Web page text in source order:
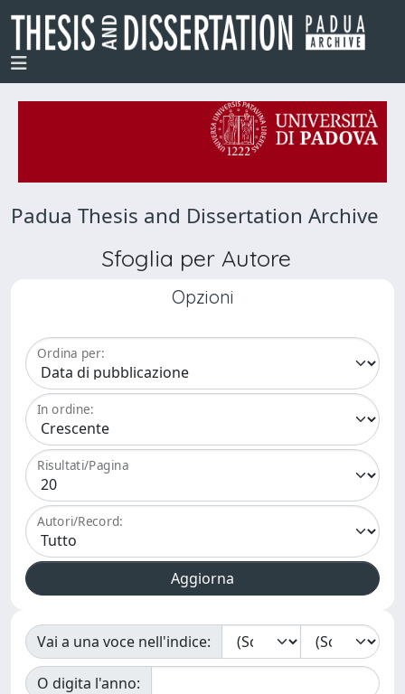
Padua Thesis and Dissertation Archive
Sfoglia per Autore
Opzioni
Ordina per:
In ordine:
Risultati/Pagina
Autori/Record:
Vai a una voce nell'indice:
O digita l'anno: